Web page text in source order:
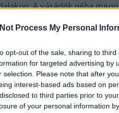
Process My Personal
opt-out of the sale, sharing to
for targeted advertising by
selection. Please note that after
interest-based ads based on
to third parties prior to
of your personal information
A vásárlók néha
kiskereskedők akcióit. A
több nagyobb kiárusítás
kiskereskedő szereti
nagyobb online
pénteki leárazásokat.